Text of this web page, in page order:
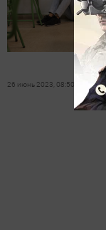
26 июнь 2023, 08:50